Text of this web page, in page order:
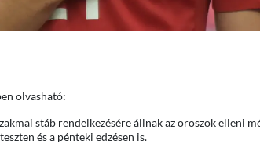
olvasható:
stáb rendelkezésére állnak az oroszok elleni
és a pénteki edzésen is.